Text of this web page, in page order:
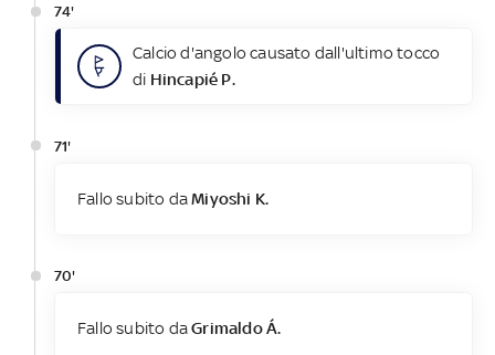
74'
Calcio d'angolo causato dall'ultimo tocco
di Hincapié P.
71'
Fallo subito daMiyoshi K.
70'
Fallo subito daGrimaldo Á.